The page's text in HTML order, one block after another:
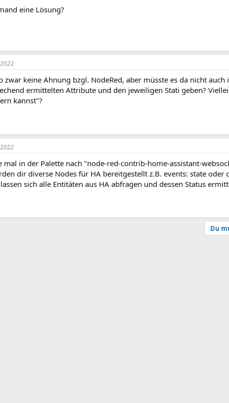
eine Lösung?
zwar keine Ahnung bzgl. NodeRed, aber müsste es da nicht
ermittelten Attribute und den jeweiligen Stati geben?
kannst"?
mal in der Palette nach "node-red-contrib-home-assistant-
dir diverse Nodes für HA bereitgestellt z.B. events: state oder
sich alle Entitäten aus HA abfragen und dessen Status
Du